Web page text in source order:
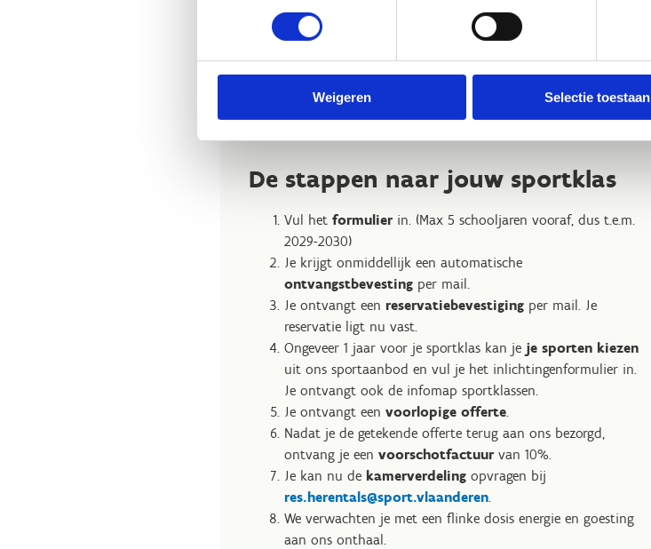
Weigeren Selectie toestaan
De stappen naar jouw sportklas
Vul het formulierin. (Max 5 schooljaren vooraf, dus t.e.m.
2029-2030)
Je krijgt onmiddellijk een automatische
ontvangstbevesting per mail.
Je ontvangt een reservatiebevestiging per mail. Je
reservatie ligt nu vast.
Ongeveer 1 jaar voor je sportklas kan je je sporten kiezen
uit ons sportaanbod en vul je het inlichtingenformulier in.
Je ontvangt ook de infomap sportklassen.
Je ontvangt een voorlopige offerte.
Nadat je de getekende offerte terug aan ons bezorgd,
ontvang je een voorschotfactuurvan 10%.
Je kan nu de kamerverdeling opvragen bij
res.herentals@sport.vlaanderen.
We verwachten je met een flinke dosis energie en goesting
aan ons onthaal.